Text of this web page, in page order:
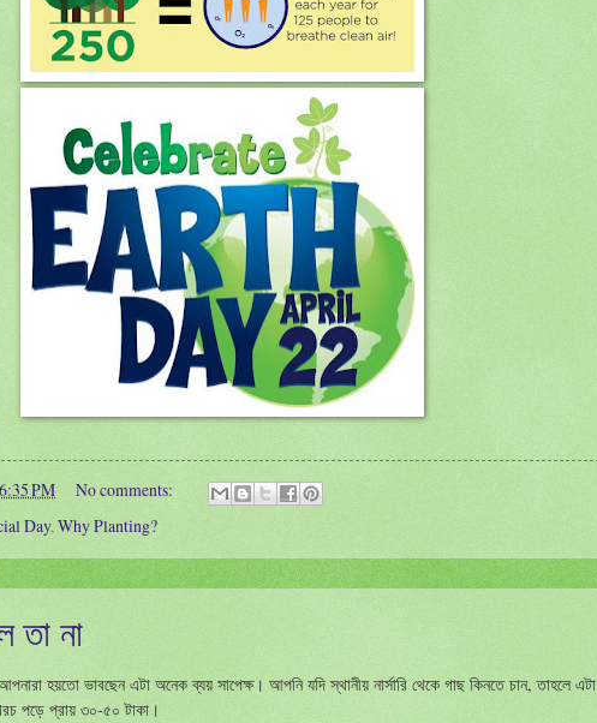
6:35 PM
No comments:
Day, Why Planting?
তা না
হয়তো ভাবছেন এটা অনেক ব্যয় সাপেক্ষ। আপনি যদি স্থানীয় নার্সারি থেকে গাছ কিনতে চান, তাহলে এটা
পড়ে প্রায় ৩০-৫০ টাকা।